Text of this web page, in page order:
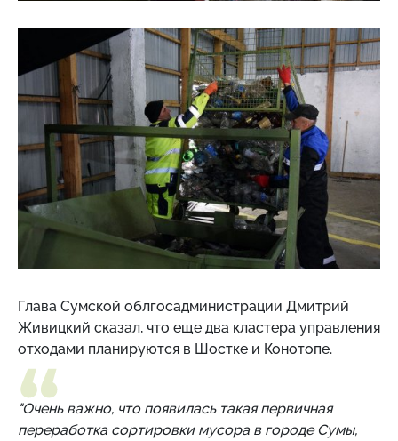
Глава Сумской облгосадминистрации Дмитрий
Живицкий сказал, что еще два кластера управления
отходами планируются в Шостке и Конотопе.
"Очень важно, что появилась такая первичная
переработка сортировки мусора в городе Сумы,